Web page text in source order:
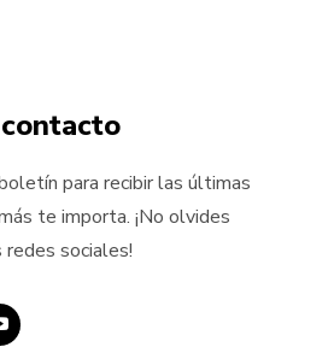
para recibir las últimas
te importa. ¡No olvides
sociales!